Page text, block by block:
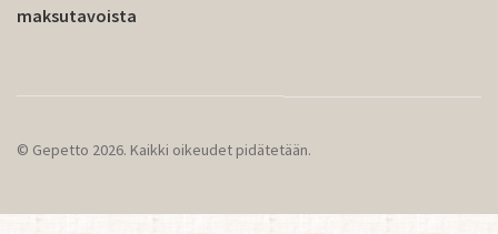
maksutavoista
© Gepetto 2026. Kaikki oikeudet pidätetään.